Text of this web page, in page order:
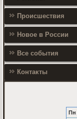
Происшествия
Новое в России
Все события
Контакты
Пн